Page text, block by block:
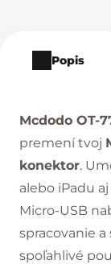
Popis
Mcdodo OT-
premení tvoj
konektor.
alebo iPadu
Micro-USB
spracovanie
spoľahlivé